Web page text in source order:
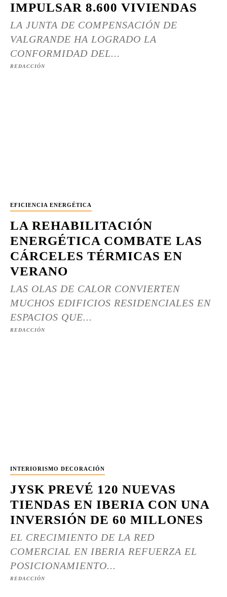
IMPULSAR 8.600 VIVIENDAS
LA JUNTA DE COMPENSACIÓN DE
VALGRANDE HA LOGRADO LA
CONFORMIDAD DEL...
REDACCIÓN
EFICIENCIA ENERGÉTICA
LA REHABILITACIÓN
ENERGÉTICA COMBATE LAS
CÁRCELES TÉRMICAS EN
VERANO
LAS OLAS DE CALOR CONVIERTEN
MUCHOS EDIFICIOS RESIDENCIALES EN
ESPACIOS QUE...
REDACCIÓN
INTERIORISMO DECORACIÓN
JYSK PREVÉ 120 NUEVAS
TIENDAS EN IBERIA CON UNA
INVERSIÓN DE 60 MILLONES
EL CRECIMIENTO DE LA RED
COMERCIAL EN IBERIA REFUERZA EL
POSICIONAMIENTO...
REDACCIÓN